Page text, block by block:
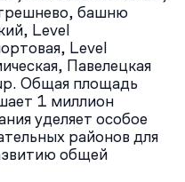
башню
Level
Level
Павелецкая
Общая площадь
1 миллион
уделяет особое
районов для
общей